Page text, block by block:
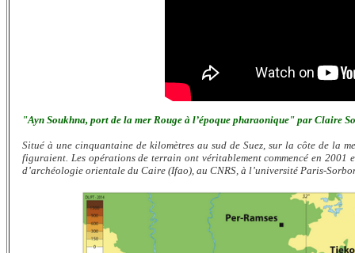
"Ayn Soukhna, port de la mer Rouge à l’époque pharaonique" par Claire
Situé à une cinquantaine de kilomètres au sud de Suez, sur la côte de la
figuraient. Les opérations de terrain ont véritablement commencé en
d’archéologie orientale du Caire (Ifao), au CNRS, à l’université Paris-